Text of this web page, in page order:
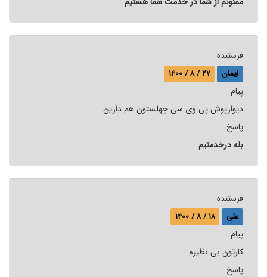
فرستنده
ایمان ۲۷ / ۸ / ۱۴۰۰
پيام
دیوارپوش پی وی سی چهلستون هم دارین
پاسخ
بله درخدمتیم
فرستنده
علی ۱۸ / ۸ / ۱۴۰۰
پيام
کارتون بی نظیره
پاسخ